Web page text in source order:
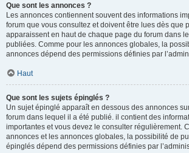
Que sont les annonces ?
Les annonces contiennent souvent des informations
forum que vous consultez et doivent être lues dès que
apparaissent en haut de chaque page du forum dans
publiées. Comme pour les annonces globales, la
annonces dépend des permissions définies par
Haut
Que sont les sujets épinglés ?
Un sujet épinglé apparaît en dessous des annonces
forum dans lequel il a été publié. il contient des
importantes et vous devez le consulter régulièrement.
annonces et les annonces globales, la possibilité de
épinglés dépend des permissions définies par